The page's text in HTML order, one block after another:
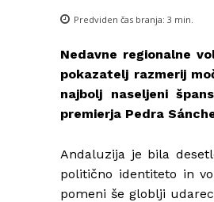
Predviden čas branja: 3 min.
Nedavne regionalne
pokazatelj razmerij
najbolj naseljeni
premierja Pedra
Andaluzija je bila
politično identiteto in
pomeni še globlji